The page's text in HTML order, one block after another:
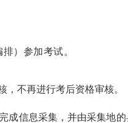
）参加考试。
不再进行考后资格审核。
成信息采集，并由采集地